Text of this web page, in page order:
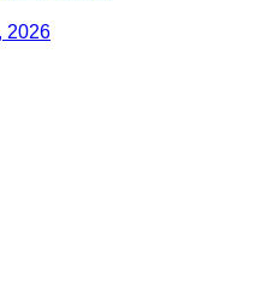
2026